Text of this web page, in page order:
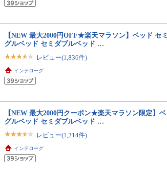
【NEW 最大2000円OFF★楽天マラソン】ベッド セ
グルベッド セミダブルベッド …
レビュー(1,836件)
インテローグ
【NEW 最大2000円クーポン★楽天マラソン限定】
グルベッド セミダブルベッド …
レビュー(1,214件)
インテローグ